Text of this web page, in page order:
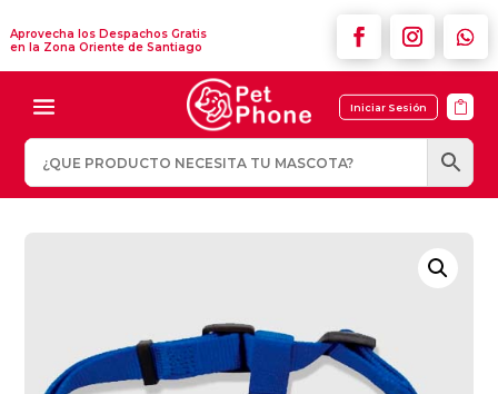
Aprovecha los Despachos Gratis
en la Zona Oriente de Santiago
Iniciar Sesión 